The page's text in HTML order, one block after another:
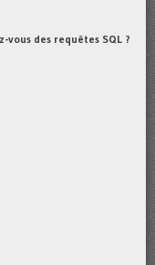
des requêtes SQL ?